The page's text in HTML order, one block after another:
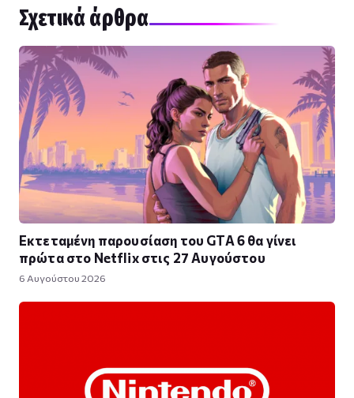
Σχετικά άρθρα
Εκτεταμένη παρουσίαση του GTA 6 θα γίνει
πρώτα στο Netflix στις 27 Αυγούστου
6 Αυγούστου 2026